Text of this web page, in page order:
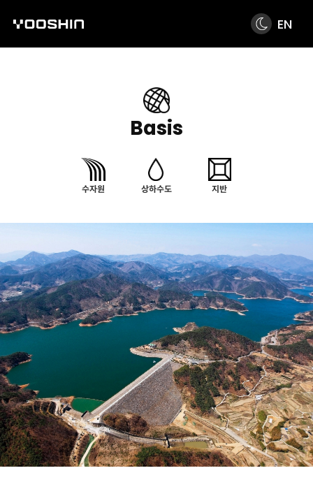
EN
Basis
수자원 상하수도 지반